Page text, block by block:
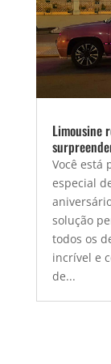
Limousine
Você está
especial
solução
todos os
incrível e
de...